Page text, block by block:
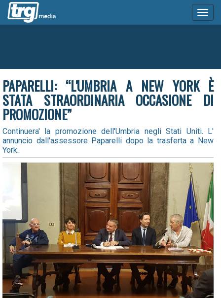
PAPARELLI: “L'UMBRIA A NEW YORK È
STATA STRAORDINARIA OCCASIONE DI
PROMOZIONE”
Continuera' la promozione dell'Umbria negli Stati Uniti. L'
annuncio dall'assessore Paparelli dopo la trasferta a New
York.